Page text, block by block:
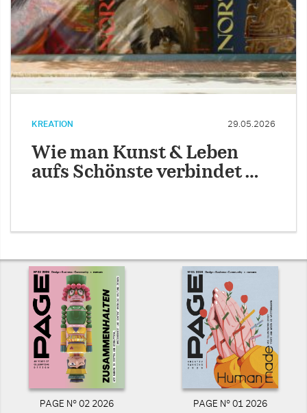
KREATION 29.05.2026
Wie man Kunst & Leben
aufs Schönste verbindet …
PAGE N° 02 2026 PAGE N° 01 2026